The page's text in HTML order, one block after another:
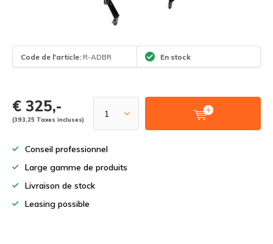
Code de l'article: R-ADBR En stock
€ 325,-
(393,25 Taxes incluses)
Conseil professionnel
Large gamme de produits
Livraison de stock
Leasing possible